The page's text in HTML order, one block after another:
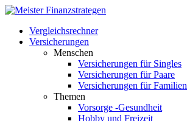
Vergleichsrechner
Versicherungen
Menschen
Versicherungen für Singles
Versicherungen für Paare
Versicherungen für Familien
Themen
Vorsorge -Gesundheit
Hobby und Freizeit